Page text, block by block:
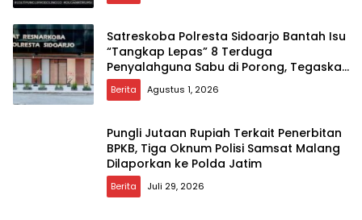
Satreskoba Polresta Sidoarjo Bantah Isu
“Tangkap Lepas” 8 Terduga
Penyalahguna Sabu di Porong, Tegaskan
Informasi Tidak Benar
Berita Agustus 1, 2026
Pungli Jutaan Rupiah Terkait Penerbitan
BPKB, Tiga Oknum Polisi Samsat Malang
Dilaporkan ke Polda Jatim
Berita Juli 29, 2026